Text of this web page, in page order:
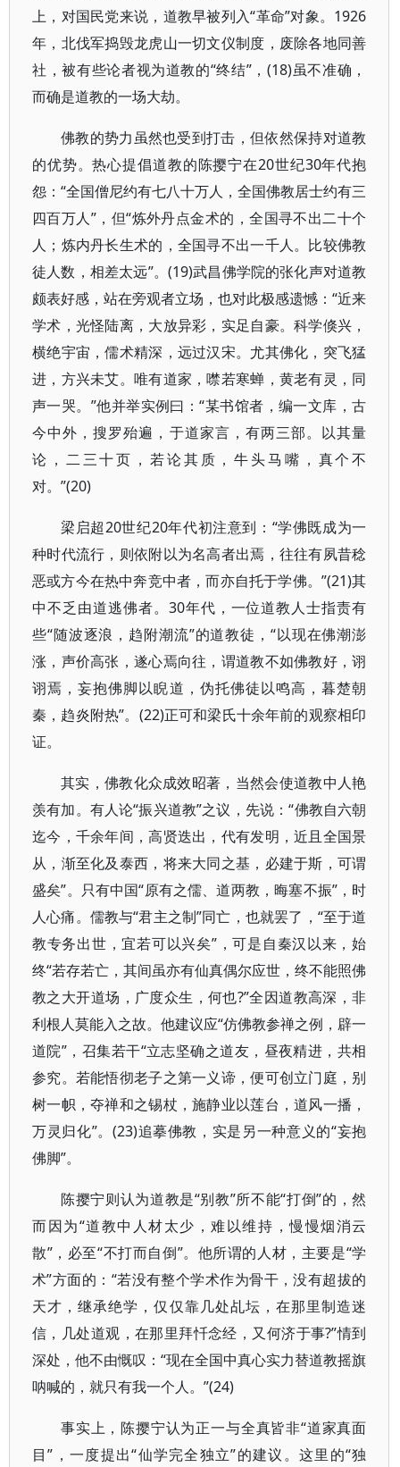
上，对国民党来说，道教早被列入“革命”对象。1926
年，北伐军捣毁龙虎山一切文仪制度，废除各地同善
社，被有些论者视为道教的“终结”，(18)虽不准确，
而确是道教的一场大劫。
佛教的势力虽然也受到打击，但依然保持对道教
的优势。热心提倡道教的陈撄宁在20世纪30年代抱
怨：“全国僧尼约有七八十万人，全国佛教居士约有三
四百万人”，但“炼外丹点金术的，全国寻不出二十个
人；炼内丹长生术的，全国寻不出一千人。比较佛教
徒人数，相差太远”。(19)武昌佛学院的张化声对道教
颇表好感，站在旁观者立场，也对此极感遗憾：“近来
学术，光怪陆离，大放异彩，实足自豪。科学倏兴，
横绝宇宙，儒术精深，远过汉宋。尤其佛化，突飞猛
进，方兴未艾。唯有道家，噤若寒蝉，黄老有灵，同
声一哭。”他并举实例曰：“某书馆者，编一文库，古
今中外，搜罗殆遍，于道家言，有两三部。以其量
论，二三十页，若论其质，牛头马嘴，真个不
对。”(20)
梁启超20世纪20年代初注意到：“学佛既成为一
种时代流行，则依附以为名高者出焉，往往有夙昔稔
恶或方今在热中奔竞中者，而亦自托于学佛。”(21)其
中不乏由道逃佛者。30年代，一位道教人士指责有
些“随波逐浪，趋附潮流”的道教徒，“以现在佛潮澎
涨，声价高张，遂心焉向往，谓道教不如佛教好，诩
诩焉，妄抱佛脚以睨道，伪托佛徒以鸣高，暮楚朝
秦，趋炎附热”。(22)正可和梁氏十余年前的观察相印
证。
其实，佛教化众成效昭著，当然会使道教中人艳
羡有加。有人论“振兴道教”之议，先说：“佛教自六朝
迄今，千余年间，高贤迭出，代有发明，近且全国景
从，渐至化及泰西，将来大同之基，必建于斯，可谓
盛矣”。只有中国“原有之儒、道两教，晦塞不振”，时
人心痛。儒教与“君主之制”同亡，也就罢了，“至于道
教专务出世，宜若可以兴矣”，可是自秦汉以来，始
终“若存若亡，其间虽亦有仙真偶尔应世，终不能照佛
教之大开道场，广度众生，何也?”全因道教高深，非
利根人莫能入之故。他建议应“仿佛教参禅之例，辟一
道院”，召集若干“立志坚确之道友，昼夜精进，共相
参究。若能悟彻老子之第一义谛，便可创立门庭，别
树一帜，夺禅和之锡杖，施静业以莲台，道风一播，
万灵归化”。(23)追摹佛教，实是另一种意义的“妄抱
佛脚”。
陈撄宁则认为道教是“别教”所不能“打倒”的，然
而因为“道教中人材太少，难以维持，慢慢烟消云
散”，必至“不打而自倒”。他所谓的人材，主要是“学
术”方面的：“若没有整个学术作为骨干，没有超拔的
天才，继承绝学，仅仅靠几处乩坛，在那里制造迷
信，几处道观，在那里拜忏念经，又何济于事?”情到
深处，他不由慨叹：“现在全国中真心实力替道教摇旗
呐喊的，就只有我一个人。”(24)
事实上，陈撄宁认为正一与全真皆非“道家真面
目”，一度提出“仙学完全独立”的建议。这里的“独